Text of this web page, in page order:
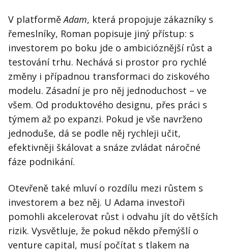
V platforměAdam, která propojuje zákazníky s
řemeslníky, Roman popisuje jiný přístup: s
investorem po boku jde o ambicióznější růst a
testování trhu. Nechává si prostor pro rychlé
změny i případnou transformaci do ziskového
modelu. Zásadní je pro něj jednoduchost – ve
všem. Od produktového designu, přes práci s
týmem až po expanzi. Pokud je vše navrženo
jednoduše, dá se podle něj rychleji učit,
efektivněji škálovat a snáze zvládat náročné
fáze podnikání.
Otevřeně také mluví o rozdílu mezi růstem s
investorem a bez něj. U Adama investoři
pomohli akcelerovat růst i odvahu jít do větších
rizik. Vysvětluje, že pokud někdo přemýšlí o
venture capital, musí počítat s tlakem na